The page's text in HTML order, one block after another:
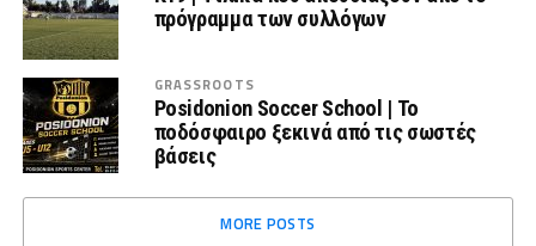
πρόγραμμα των συλλόγων
GRASSROOTS
Posidonion Soccer School | Το
ποδόσφαιρο ξεκινά από τις σωστές
βάσεις
MORE POSTS